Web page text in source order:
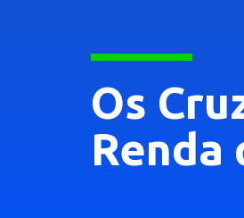
Os
Renda